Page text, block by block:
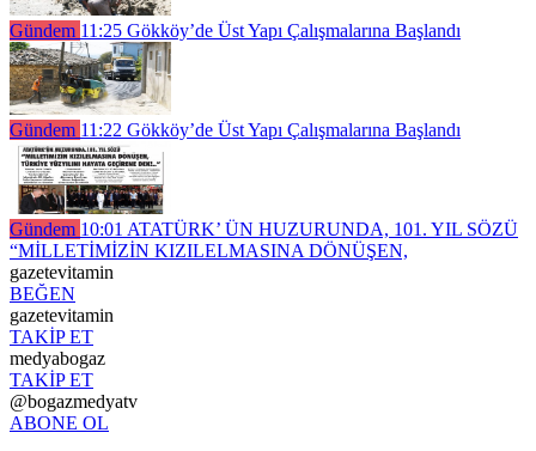
Gündem 11:25 Gökköy’de Üst Yapı Çalışmalarına Başlandı
Gündem 11:22 Gökköy’de Üst Yapı Çalışmalarına Başlandı
Gündem 10:01 ATATÜRK’ ÜN HUZURUNDA, 101. YIL SÖZÜ
“MİLLETİMİZİN KIZILELMASINA DÖNÜŞEN,
gazetevitamin
BEĞEN
gazetevitamin
TAKİP ET
medyabogaz
TAKİP ET
@bogazmedyatv
ABONE OL